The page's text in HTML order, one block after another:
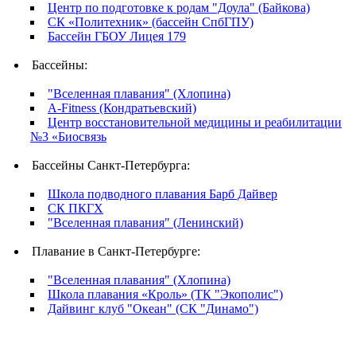
Центр по подготовке к родам "Доула" (Байкова)
СК «Политехник» (бассейн СпбГПУ)
Бассейн ГБОУ Лицея 179
Бассейны:
"Вселенная плавания" (Хлопина)
A-Fitness (Кондратьевский)
Центр восстановительной медицины и реабилитации
№3 «Биосвязь
Бассейны Санкт-Петербурга:
Школа подводного плавания Барб Дайвер
СК ПКГХ
"Вселенная плавания" (Ленинский)
Плавание в Санкт-Петербурге:
"Вселенная плавания" (Хлопина)
Школа плавания «Кроль» (ТК "Экополис")
Дайвинг клуб "Океан" (СК "Динамо")